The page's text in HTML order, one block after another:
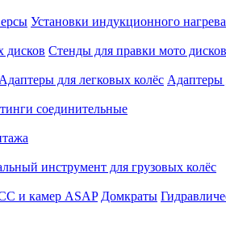
Установки индукционного нагрева
дисков Стенды для правки мото дисков
Адаптеры для легковых колёс Адаптеры
соединительные
инструмент для грузовых колёс
и камер ASAP Домкраты